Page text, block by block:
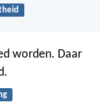
worden. Daar